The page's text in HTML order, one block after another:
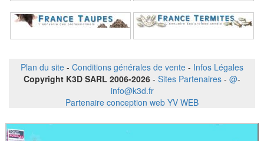
Plan du site - Conditions générales de vente - Infos Légales
Copyright K3D SARL 2006-2026 - Sites Partenaires - @-
info@k3d.fr
Partenaire conception web YV WEB